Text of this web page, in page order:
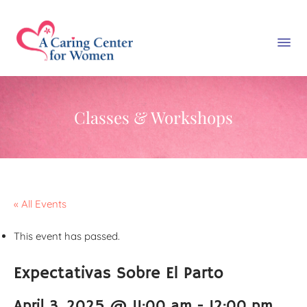
Classes & Workshops
« All Events
This event has passed.
Expectativas Sobre El Parto